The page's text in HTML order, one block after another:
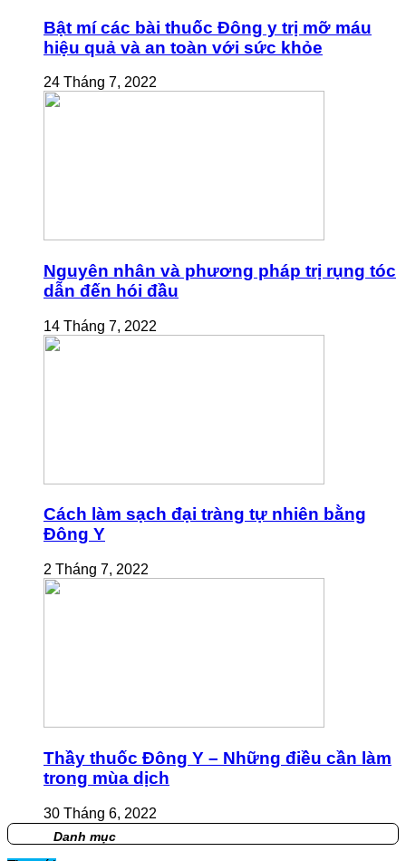
Bật mí các bài thuốc Đông y trị mỡ máu
hiệu quả và an toàn với sức khỏe
24 Tháng 7, 2022
Nguyên nhân và phương pháp trị rụng tóc
dẫn đến hói đầu
14 Tháng 7, 2022
Cách làm sạch đại tràng tự nhiên bằng
Đông Y
2 Tháng 7, 2022
Thầy thuốc Đông Y – Những điều cần làm
trong mùa dịch
30 Tháng 6, 2022
Danh mục